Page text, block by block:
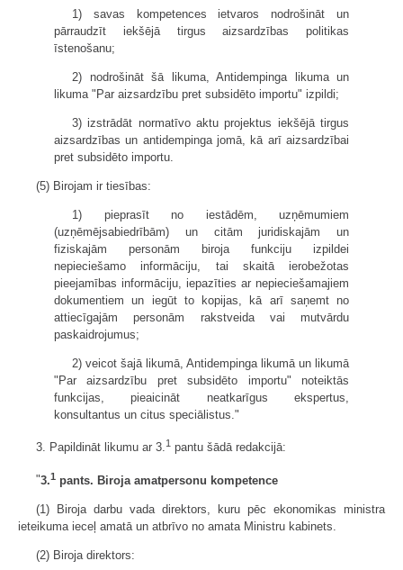
1) savas kompetences ietvaros nodrošināt un
pārraudzīt iekšējā tirgus aizsardzības politikas
īstenošanu;
2) nodrošināt šā likuma, Antidempinga likuma un
likuma "Par aizsardzību pret subsidēto importu" izpildi;
3) izstrādāt normatīvo aktu projektus iekšējā tirgus
aizsardzības un antidempinga jomā, kā arī aizsardzībai
pret subsidēto importu.
(5) Birojam ir tiesības:
1) pieprasīt no iestādēm, uzņēmumiem
(uzņēmējsabiedrībām) un citām juridiskajām un
fiziskajām personām biroja funkciju izpildei
nepieciešamo informāciju, tai skaitā ierobežotas
pieejamības informāciju, iepazīties ar nepieciešamajiem
dokumentiem un iegūt to kopijas, kā arī saņemt no
attiecīgajām personām rakstveida vai mutvārdu
paskaidrojumus;
2) veicot šajā likumā, Antidempinga likumā un likumā
"Par aizsardzību pret subsidēto importu" noteiktās
funkcijas, pieaicināt neatkarīgus ekspertus,
konsultantus un citus speciālistus."
3. Papildināt likumu ar 3.1 pantu šādā redakcijā:
"3.1 pants. Biroja amatpersonu kompetence
(1) Biroja darbu vada direktors, kuru pēc ekonomikas ministra
ieteikuma ieceļ amatā un atbrīvo no amata Ministru kabinets.
(2) Biroja direktors: